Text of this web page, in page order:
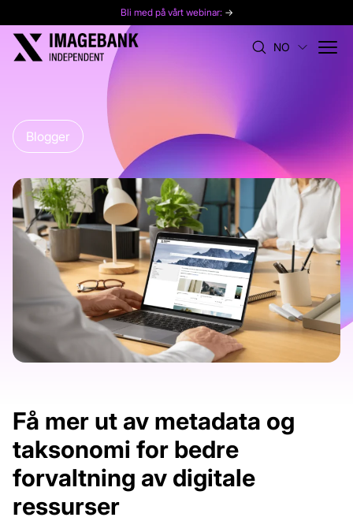
Bli med på vårt webinar: →
NO
Blogger
Få mer ut av metadata og
taksonomi for bedre
forvaltning av digitale
ressurser